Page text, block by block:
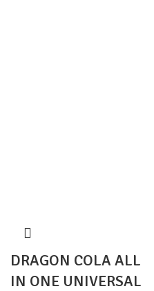
DRAGON COLA ALL
IN ONE UNIVERSAL